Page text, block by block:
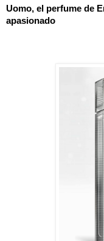
Uomo, el perfume de
apasionado